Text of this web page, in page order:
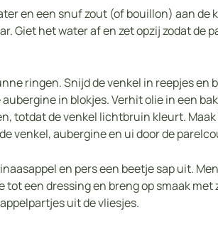
en een snuf zout (of bouillon) aan de
Giet het water af en zet opzij zodat de
ringen. Snijd de venkel in reepjes en
in blokjes. Verhit olie in een
totdat de venkel lichtbruin kleurt. Maak
venkel, aubergine en ui door de
en pers een beetje sap uit.
tot een dressing en breng op smaak met
uit de vliesjes.